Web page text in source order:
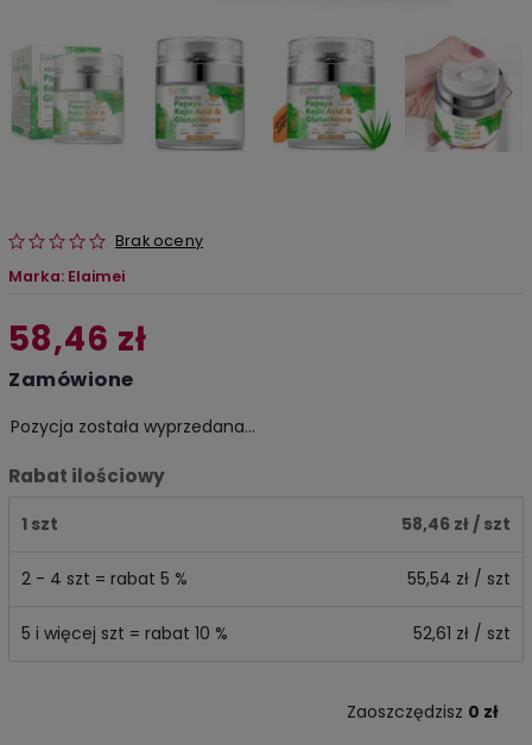
Brak oceny
Marka: Elaimei
58,46 zł
Zamówione
Pozycja została wyprzedana…
Rabat ilościowy
1 szt 58,46 zł / szt
2 - 4 szt = rabat 5 % 55,54 zł / szt
5 i więcej szt = rabat 10 % 52,61 zł / szt
Zaoszczędzisz 0 zł